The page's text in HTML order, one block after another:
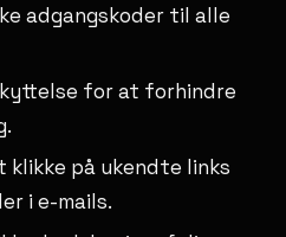
adgangskoder til alle
for at forhindre
på ukendte links
i e-mails.